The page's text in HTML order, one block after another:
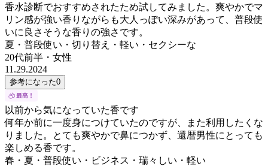
香水診断でおすすめされたため試してみました。爽やかでマ
リン感が強い香りながらも大人っぽい深みがあって、普段使
いに良さそうな香りの強さです。
夏・普段使い・切り替え・軽い・セクシーな
20代前半 ・ 女性
11.29.2024
参考になった0
以前から気になっていた香です
何年か前に一度身につけていたのですが、また利用したくな
りました。とても爽やかで鼻につかず、還暦男性にとっても
楽しめる香です。
春・夏・普段使い・ビジネス・瑞々しい・軽い